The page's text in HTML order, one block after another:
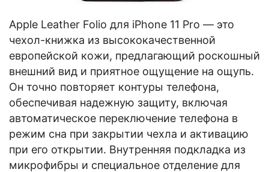
Apple Leather Folio для iPhone 11 Pro — это
чехол-книжка из высококачественной
европейской кожи, предлагающий роскошный
внешний вид и приятное ощущение на ощупь.
Он точно повторяет контуры телефона,
обеспечивая надежную защиту, включая
автоматическое переключение телефона в
режим сна при закрытии чехла и активацию
при его открытии. Внутренняя подкладка из
микрофибры и специальное отделение для